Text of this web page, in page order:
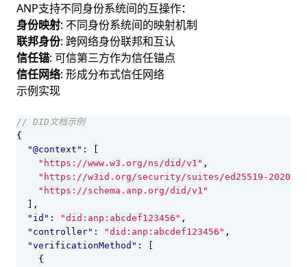
ANP支持不同身份系统间的互操作：
身份映射: 不同身份系统间的映射机制
联邦身份: 跨网络身份联邦和互认
信任锚: 可信第三方作为信任锚点
信任网络: 形成分布式信任网络
示例实现
{
"@context" :
"https://www.w3.org/ns/did/v1" ,
"https://w3id.org/security/suites/ed25519-2020/
"https://schema.anp.org/did/v1"
],
"id" : "did:anp:abcdef123456" ,
"controller" : "did:anp:abcdef123456" ,
"verificationMethod" :
{